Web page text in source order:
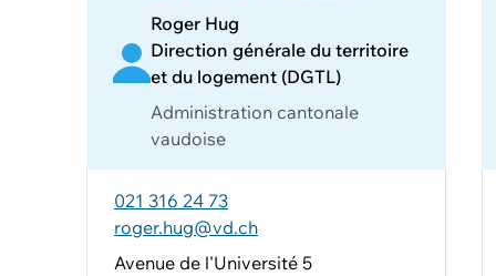
Roger Hug
Direction générale du territoire
et du logement (DGTL)
Administration cantonale
vaudoise
021 316 24 73
roger.hug@vd.ch
Avenue de l'Université 5